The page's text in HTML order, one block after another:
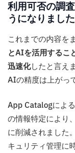
利用可否の調
うになりました
これまでの内容を
とAIを活用するこ
迅速化したと言え
AIの精度は上がっ
App Catalogによ
の情報特定により
に削減されました
キュリティ管理に